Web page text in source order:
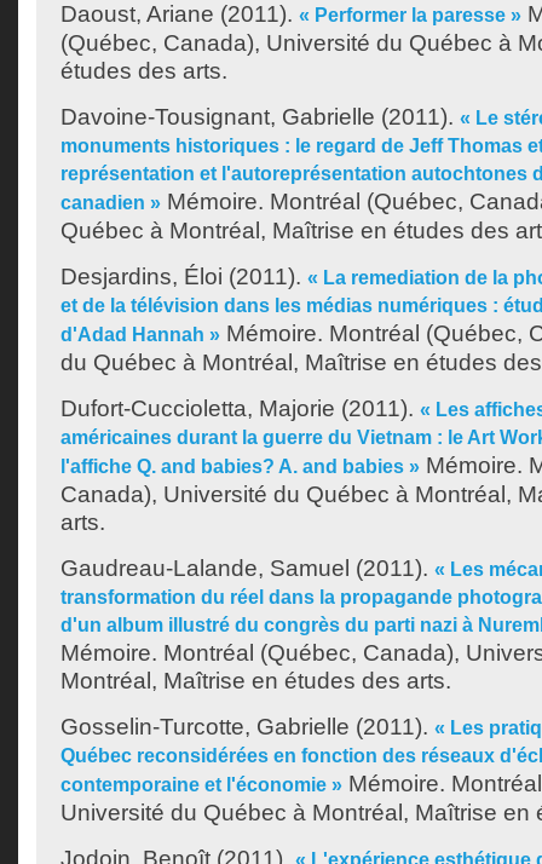
Daoust, Ariane (2011). « Performer la paresse »
(Québec, Canada), Université du Québec à
études des arts.
Davoine-Tousignant, Gabrielle (2011). « Le
monuments historiques : le regard de Jeff Thomas
représentation et l'autoreprésentation autochtones
canadien » Mémoire. Montréal (Québec,
Québec à Montréal, Maîtrise en études des
Desjardins, Éloi (2011). « La remediation de la
et de la télévision dans les médias numériques :
d'Adad Hannah » Mémoire. Montréal (Québec,
du Québec à Montréal, Maîtrise en études
Dufort-Cuccioletta, Majorie (2011). « Les
américaines durant la guerre du Vietnam : le Art
l'affiche Q. and babies? A. and babies » Mémoire.
Canada), Université du Québec à Montréal,
arts.
Gaudreau-Lalande, Samuel (2011). « Les
transformation du réel dans la propagande
d'un album illustré du congrès du parti nazi à
Mémoire. Montréal (Québec, Canada),
Montréal, Maîtrise en études des arts.
Gosselin-Turcotte, Gabrielle (2011). « Les
Québec reconsidérées en fonction des réseaux
contemporaine et l'économie » Mémoire.
Université du Québec à Montréal, Maîtrise en
Jodoin, Benoît (2011). « L'expérience esthétique